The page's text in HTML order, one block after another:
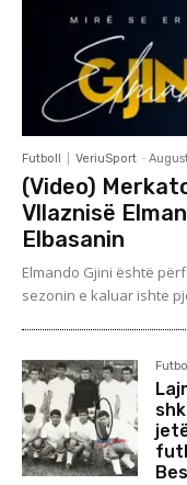
Futboll VeriuSport -
(Video)
Vllaznisë
Elbasanin
Elmando Gjini është
sezonin e kaluar ishte
Futboll